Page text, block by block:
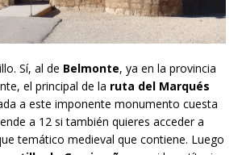
Sí, al de Belmonte, ya en la provincia
el principal de la ruta del Marqués
a este imponente monumento cuesta
a 12 si también quieres acceder a
temático medieval que contiene. Luego